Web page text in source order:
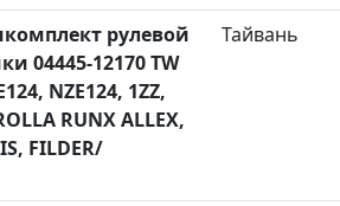
[20]
[7]
[2]
[2060]
[1924]
рулевой
04445-12170 TW
NZE124, 1ZZ,
RUNX ALLEX,
FILDER/
Тайвань